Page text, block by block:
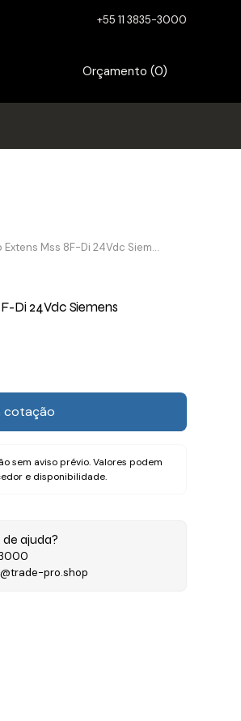
+55 11 3835-3000
Orçamento (0)
Módulo Extens Mss 8F-Di 24Vdc Siemens 3RK32111AA10
Di 24Vdc Siemens
cotação
sem aviso prévio. Valores podem
e disponibilidade.
de ajuda?
3000
pro.shop